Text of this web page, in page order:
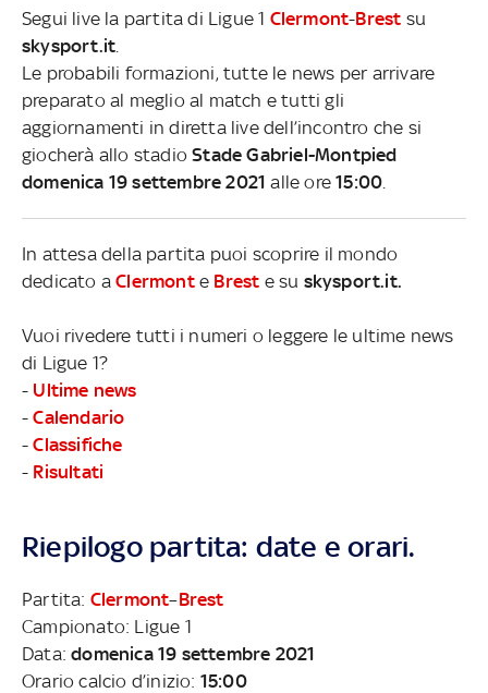
Segui live la partita di Ligue 1 Clermont-Brest su
skysport.it
Le probabili formazioni, tutte le news per arrivare
preparato al meglio al match e tutti gli
aggiornamenti in diretta live dell’incontro che si
giocherà allo stadioStade Gabriel-Montpied
domenica 19 settembre 2021 alle ore15:00
In attesa della partita puoi scoprire il mondo
dedicato aClermonte Brest e su skysport.it.
Vuoi rivedere tutti i numeri o leggere le ultime news
di Ligue 1?
- Ultime news
-Calendario
-Classifiche
- Risultati
Riepilogo partita: date e orari.
Partita: Clermont–Brest
Campionato: Ligue 1
Data:domenica 19 settembre 2021
Orario calcio d’inizio: 15:00